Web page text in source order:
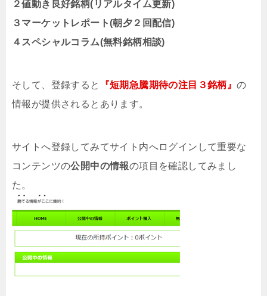
２値動き良好銘柄(リアルタイム更新)
３マーケットレポート(朝夕２回配信)
４スペシャルコラム(無料銘柄相談)
そして、登録すると 『短期急騰期待の注目３銘柄』の
情報が提供されるとあります。
サイトへ登録してみてサイト内へログインして重要な
コンテンツの公開中の情報の項目を確認してみまし
た。